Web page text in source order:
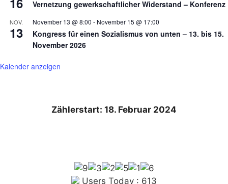
Vernetzung gewerkschaftlicher Widerstand – Konferenz
NOV.
13
November 13 @ 8:00 - November 15 @ 17:00
Kongress für einen Sozialismus von unten – 13. bis 15.
November 2026
Kalender anzeigen
Zählerstart: 18. Februar 2024
Users Today : 613